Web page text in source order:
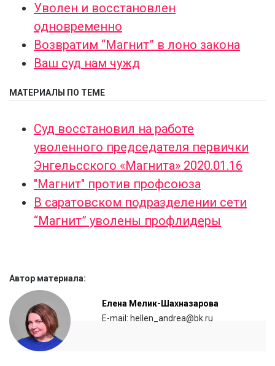
Уволен и восстановлен
одновременно
Возвратим “Магнит” в лоно закона
Ваш суд нам чужд
МАТЕРИАЛЫ ПО ТЕМЕ
Суд восстановил на работе
уволенного председателя первички
Энгельсского «Магнита» 2020.01.16
"Магнит" против профсоюза
В саратовском подразделении сети
“Магнит” уволены профлидеры
Автор материала:
Елена Мелик-Шахназарова
E-mail: hellen_andrea@bk.ru